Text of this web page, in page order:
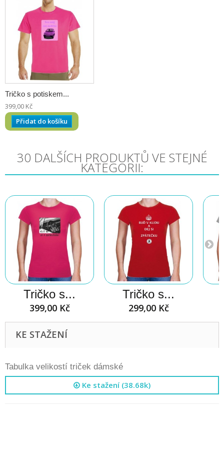
Tričko s potiskem...
399,00 Kč
Přidat do košíku
30 DALŠÍCH PRODUKTŮ VE STEJNÉ
KATEGORII:
Tričko s...
399,00 Kč
Tričko s...
299,00 Kč
KE STAŽENÍ
Tabulka velikostí triček dámské
Ke stažení (38.68k)